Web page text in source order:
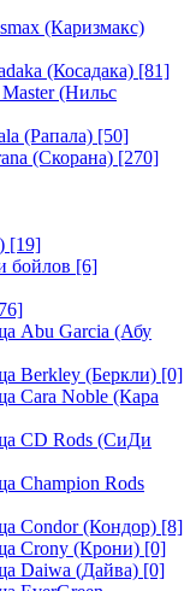
(Каризмакс)
(Косадака) [81]
(Нильс
(Рапала) [50]
(Скорана) [270]
[19]
бойлов [6]
Abu Garcia (Абу
Berkley (Беркли) [0]
Cara Noble (Кара
CD Rods (СиДи
Champion Rods
Condor (Кондор) [8]
Crony (Крони) [0]
Daiwa (Дайва) [0]